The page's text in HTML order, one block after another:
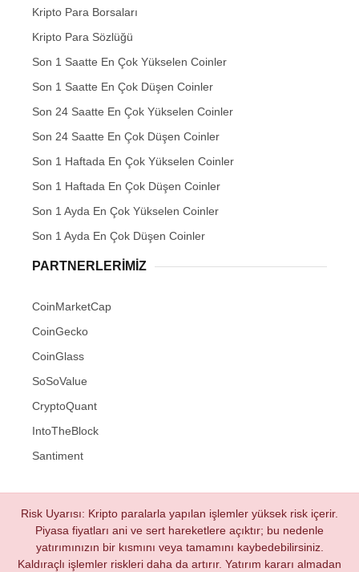
Kripto Para Borsaları
Kripto Para Sözlüğü
Son 1 Saatte En Çok Yükselen Coinler
Son 1 Saatte En Çok Düşen Coinler
Son 24 Saatte En Çok Yükselen Coinler
Son 24 Saatte En Çok Düşen Coinler
Son 1 Haftada En Çok Yükselen Coinler
Son 1 Haftada En Çok Düşen Coinler
Son 1 Ayda En Çok Yükselen Coinler
Son 1 Ayda En Çok Düşen Coinler
PARTNERLERIMIZ
CoinMarketCap
CoinGecko
CoinGlass
SoSoValue
CryptoQuant
IntoTheBlock
Santiment
Risk Uyarısı: Kripto paralarla yapılan işlemler yüksek risk içerir.
Piyasa fiyatları ani ve sert hareketlere açıktır; bu nedenle
yatırımınızın bir kısmını veya tamamını kaybedebilirsiniz.
Kaldıraçlı işlemler riskleri daha da artırır. Yatırım kararı almadan